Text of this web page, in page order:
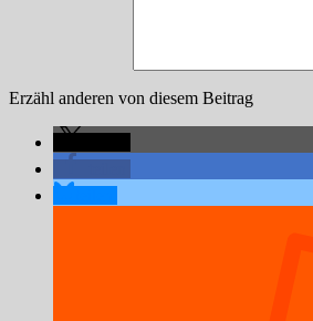
Erzähl anderen von diesem Beitrag